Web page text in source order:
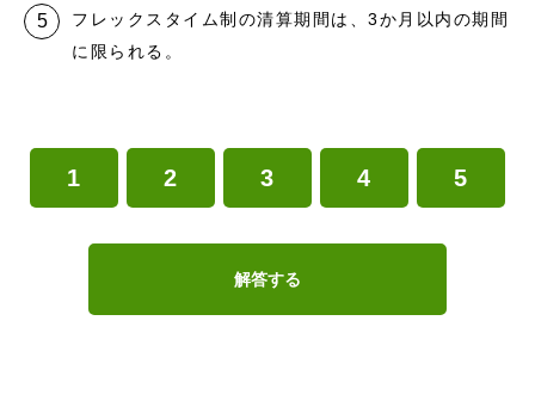
フレックスタイム制の清算期間は、3か月以内の期間
に限られる。
1 2 3 4 5
解答する